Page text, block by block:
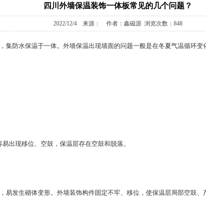
四川外墙保温装饰一体板常见的几个问题？
2022/12/4 来源： 作者：鑫磁源 浏览次数：848
防水保温于一体。外墙保温出现墙面的问题一般是在冬夏气温循环变
出现移位、空鼓，保温层存在空鼓和脱落。
发生砌体变形。外墙装饰构件固定不牢、移位，使保温层局部空鼓、